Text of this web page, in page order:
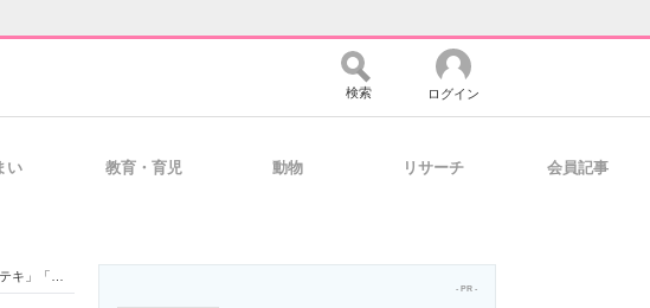
検索 ログイン
い 教育・育児 動物 リサーチ 会員記事
【海外】
- PR -